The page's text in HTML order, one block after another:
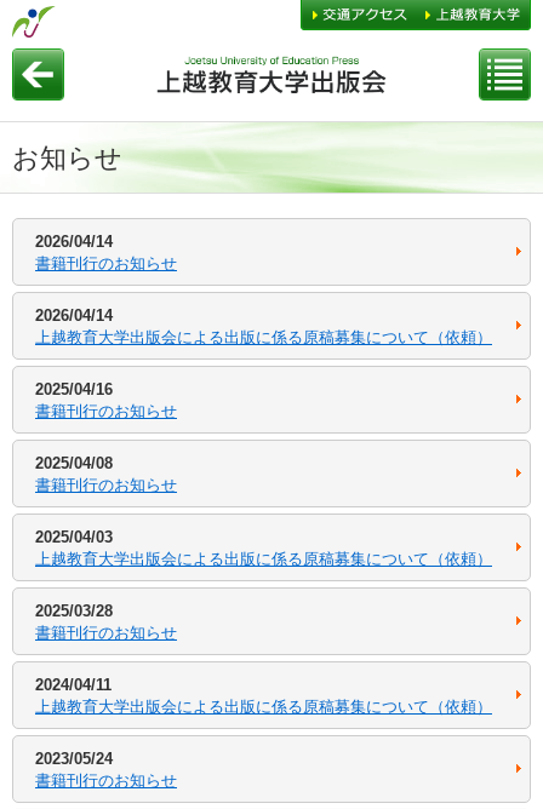
お知らせ
2026/04/14
書籍刊行のお知らせ
2026/04/14
上越教育大学出版会による出版に係る原稿募集について（依頼）
2025/04/16
書籍刊行のお知らせ
2025/04/08
書籍刊行のお知らせ
2025/04/03
上越教育大学出版会による出版に係る原稿募集について（依頼）
2025/03/28
書籍刊行のお知らせ
2024/04/11
上越教育大学出版会による出版に係る原稿募集について（依頼）
2023/05/24
書籍刊行のお知らせ